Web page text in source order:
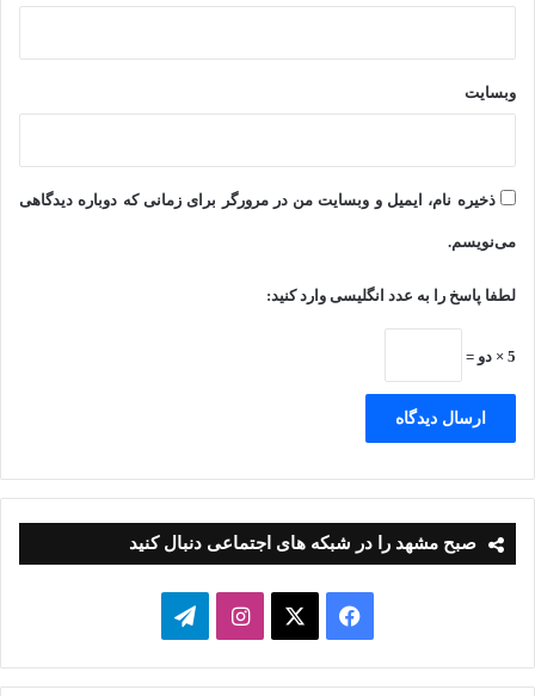
وبسایت
ذخیره نام، ایمیل و وبسایت من در مرورگر برای زمانی که دوباره دیدگاهی
می‌نویسم.
لطفا پاسخ را به عدد انگلیسی وارد کنید:
5 × دو =
صبح مشهد را در شبکه های اجتماعی دنبال کنید
فیسبوک ایکساینستاگرامتلگرام